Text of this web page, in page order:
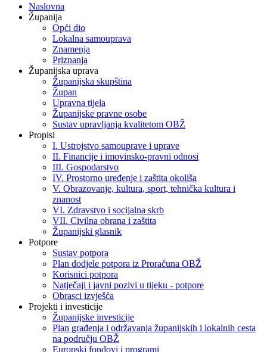
Naslovna
Županija
Opći dio
Lokalna samouprava
Znamenja
Priznanja
Županijska uprava
Županijska skupština
Župan
Upravna tijela
Županijske pravne osobe
Sustav upravljanja kvalitetom OBŽ
Propisi
I. Ustrojstvo samouprave i uprave
II. Financije i imovinsko-pravni odnosi
III. Gospodarstvo
IV. Prostorno uređenje i zaštita okoliša
V. Obrazovanje, kultura, sport, tehnička kultura i
znanost
VI. Zdravstvo i socijalna skrb
VII. Civilna obrana i zaštita
Županijski glasnik
Potpore
Sustav potpora
Plan dodjele potpora iz Proračuna OBŽ
Korisnici potpora
Natječaji i javni pozivi u tijeku - potpore
Obrasci izvješća
Projekti i investicije
Županijske investicije
Plan građenja i održavanja županijskih i lokalnih cesta
na području OBŽ
Europski fondovi i programi